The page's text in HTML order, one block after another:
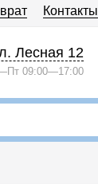
Контакты
Лесная 12
09:00—17:00